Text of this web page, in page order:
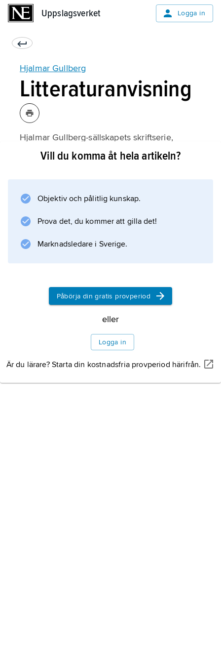
Uppslagsverket Logga in
Hjalmar Gullberg
Litteraturanvisning
Hjalmar Gullberg-sällskapets skriftserie,
1999–:
Information om artikeln
Vill du komma åt hela artikeln?
Objektiv och pålitlig kunskap.
Prova det, du kommer att gilla det!
Marknadsledare i Sverige.
Påbörja din gratis provperiod
eller
Logga in
Är du lärare? Starta din kostnadsfria provperiod härifrån.